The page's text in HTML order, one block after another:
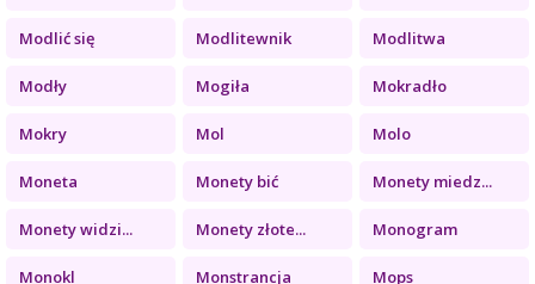
Modlić się Modlitewnik Modlitwa
Modły Mogiła Mokradło
Mokry Mol Molo
Moneta Monety bić Monety miedz...
Monety widzi... Monety złote... Monogram
Monokl Monstrancja Mops